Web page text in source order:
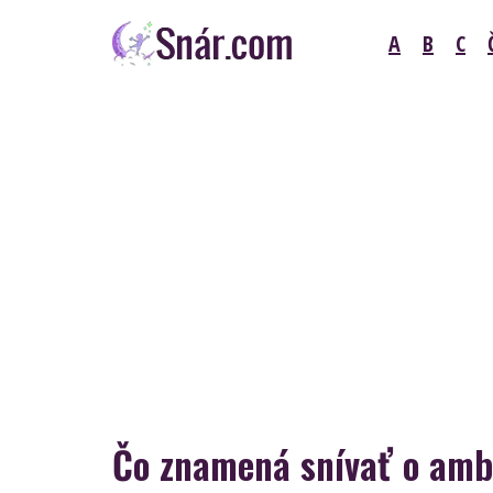
A B C
Čo znamená snívať o